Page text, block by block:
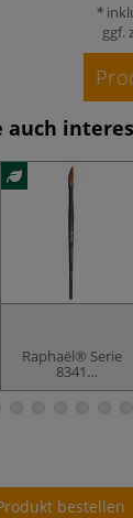
ggf.
auch
Raphaël® Serie
8341
Schwertpinsel,
bestellen